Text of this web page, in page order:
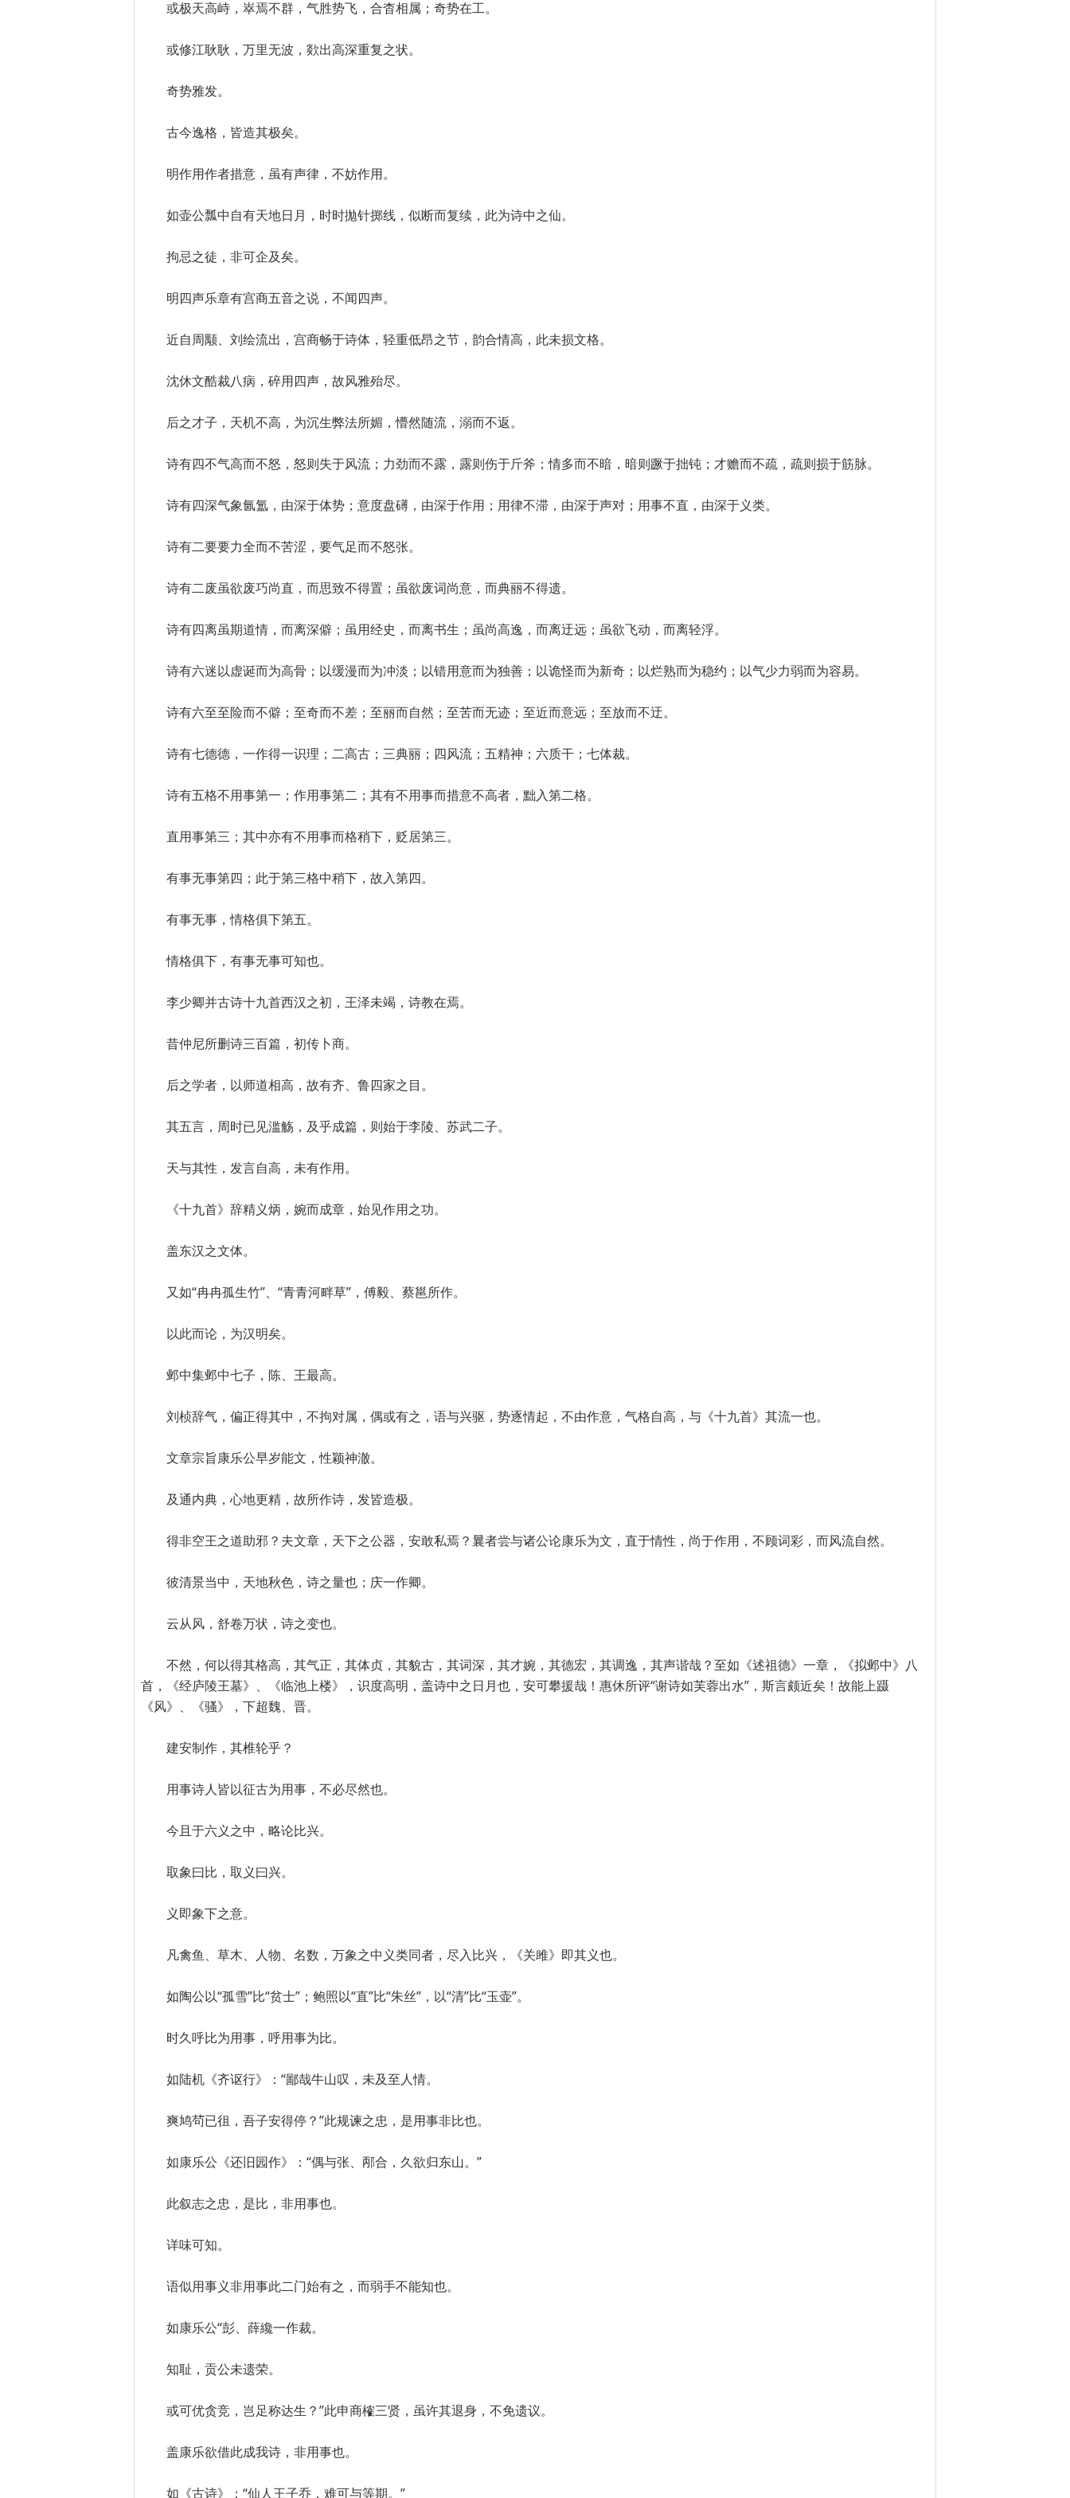
或极天高峙，崒焉不群，气胜势飞，合杳相属；奇势在工。
或修江耿耿，万里无波，欻出高深重复之状。
奇势雅发。
古今逸格，皆造其极矣。
明作用作者措意，虽有声律，不妨作用。
如壶公瓢中自有天地日月，时时拋针掷线，似断而复续，此为诗中之仙。
拘忌之徒，非可企及矣。
明四声乐章有宫商五音之说，不闻四声。
近自周颙、刘绘流出，宫商畅于诗体，轻重低昂之节，韵合情高，此未损文格。
沈休文酷裁八病，碎用四声，故风雅殆尽。
后之才子，天机不高，为沉生弊法所媚，懵然随流，溺而不返。
诗有四不气高而不怒，怒则失于风流；力劲而不露，露则伤于斤斧；情多而不暗，暗则蹶于拙钝；才赡而不疏，疏则损于筋脉。
诗有四深气象氤氲，由深于体势；意度盘礡，由深于作用；用律不滞，由深于声对；用事不直，由深于义类。
诗有二要要力全而不苦涩，要气足而不怒张。
诗有二废虽欲废巧尚直，而思致不得置；虽欲废词尚意，而典丽不得遗。
诗有四离虽期道情，而离深僻；虽用经史，而离书生；虽尚高逸，而离迂远；虽欲飞动，而离轻浮。
诗有六迷以虚诞而为高骨；以缓漫而为冲淡；以错用意而为独善；以诡怪而为新奇；以烂熟而为稳约；以气少力弱而为容易。
诗有六至至险而不僻；至奇而不差；至丽而自然；至苦而无迹；至近而意远；至放而不迂。
诗有七德德，一作得一识理；二高古；三典丽；四风流；五精神；六质干；七体裁。
诗有五格不用事第一；作用事第二；其有不用事而措意不高者，黜入第二格。
直用事第三；其中亦有不用事而格稍下，贬居第三。
有事无事第四；此于第三格中稍下，故入第四。
有事无事，情格俱下第五。
情格俱下，有事无事可知也。
李少卿并古诗十九首西汉之初，王泽未竭，诗教在焉。
昔仲尼所删诗三百篇，初传卜商。
后之学者，以师道相高，故有齐、鲁四家之目。
其五言，周时已见滥觞，及乎成篇，则始于李陵、苏武二子。
天与其性，发言自高，未有作用。
《十九首》辞精义炳，婉而成章，始见作用之功。
盖东汉之文体。
又如“冉冉孤生竹”、“青青河畔草”，傅毅、蔡邕所作。
以此而论，为汉明矣。
邺中集邺中七子，陈、王最高。
刘桢辞气，偏正得其中，不拘对属，偶或有之，语与兴驱，势逐情起，不由作意，气格自高，与《十九首》其流一也。
文章宗旨康乐公早岁能文，性颖神澈。
及通内典，心地更精，故所作诗，发皆造极。
得非空王之道助邪？夫文章，天下之公器，安敢私焉？曩者尝与诸公论康乐为文，直于情性，尚于作用，不顾词彩，而风流自然。
彼清景当中，天地秋色，诗之量也；庆一作卿。
云从风，舒卷万状，诗之变也。
不然，何以得其格高，其气正，其体贞，其貌古，其词深，其才婉，其德宏，其调逸，其声谐哉？至如《述祖德》一章，《拟邺中》八
首，《经庐陵王墓》、《临池上楼》，识度高明，盖诗中之日月也，安可攀援哉！惠休所评“谢诗如芙蓉出水”，斯言颇近矣！故能上蹑
《风》、《骚》，下超魏、晋。
建安制作，其椎轮乎？
用事诗人皆以征古为用事，不必尽然也。
今且于六义之中，略论比兴。
取象曰比，取义曰兴。
义即象下之意。
凡禽鱼、草木、人物、名数，万象之中义类同者，尽入比兴，《关雎》即其义也。
如陶公以“孤雪”比“贫士”；鲍照以“直”比“朱丝”，以“清”比“玉壶”。
时久呼比为用事，呼用事为比。
如陆机《齐讴行》：“鄙哉牛山叹，未及至人情。
爽鸠茍已徂，吾子安得停？”此规谏之忠，是用事非比也。
如康乐公《还旧园作》：“偶与张、邴合，久欲归东山。”
此叙志之忠，是比，非用事也。
详味可知。
语似用事义非用事此二门始有之，而弱手不能知也。
如康乐公“彭、薛纔一作裁。
知耻，贡公未遗荣。
或可优贪竞，岂足称达生？”此申商榷三贤，虽许其退身，不免遗议。
盖康乐欲借此成我诗，非用事也。
如《古诗》：“仙人王子乔，难可与等期。”